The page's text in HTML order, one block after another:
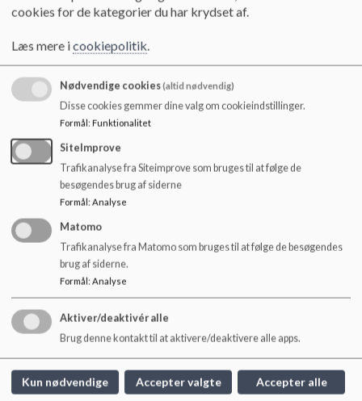
cookies for de kategorier du har krydset af.
Læs mere icookiepolitik.
Nødvendige cookies(altid nødvendig)
Disse cookies gemmer dine valg om cookieindstillinger.
Formål: Funktionalitet
SiteImprove
Trafikanalyse fra Siteimprove som bruges til at følge de
besøgendes brug af siderne
Formål: Analyse
Matomo
Trafikanalyse fra Matomo som bruges til at følge de besøgendes
brug af siderne.
Formål: Analyse
Aktiver/deaktivér alle
Brug denne kontakt til at aktivere/deaktivere alle apps.
Kun nødvendige Accepter valgte Accepter alle